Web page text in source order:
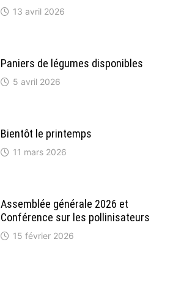
13 avril 2026
Paniers de légumes disponibles
5 avril 2026
Bientôt le printemps
11 mars 2026
Assemblée générale 2026 et
Conférence sur les pollinisateurs
15 février 2026